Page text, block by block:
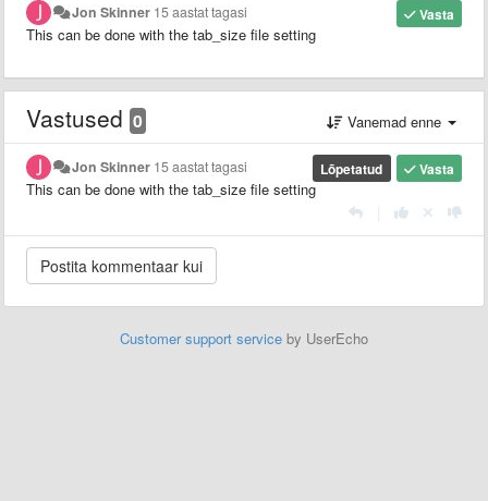
Vasta
Jon Skinner 15 aastat tagasi
This can be done with the tab_size file setting
Vastused 0 Vanemad enne
Vasta
Lõpetatud
Jon Skinner 15 aastat tagasi
This can be done with the tab_size file setting
Customer support service by UserEcho